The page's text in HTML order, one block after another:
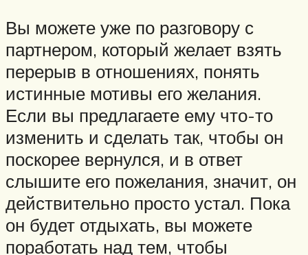
Вы можете уже по разговору с
партнером, который желает взять
перерыв в отношениях, понять
истинные мотивы его желания.
Если вы предлагаете ему что-то
изменить и сделать так, чтобы он
поскорее вернулся, и в ответ
слышите его пожелания, значит, он
действительно просто устал. Пока
он будет отдыхать, вы можете
поработать над тем, чтобы